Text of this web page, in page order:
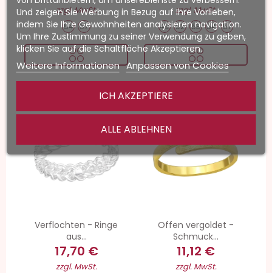
zzgl. MwSt.
54 57
zzgl. MwSt.
49 52 53 54 57
Verflochten - Ringe
aus...
17,70 €
zzgl. MwSt.
Offen vergoldet -
Schmuck...
11,12 €
zzgl. MwSt.
Und zeigen Sie Werbung in Bezug auf Ihre Vorlieben,
indem Sie Ihre Gewohnheiten analysieren navigation.
Um Ihre Zustimmung zu seiner Verwendung zu geben,
klicken Sie auf die Schaltfläche Akzeptieren.
Weitere Informationen Anpassen von Cookies
ALLE ABLEHNEN
ICH AKZEPTIERE